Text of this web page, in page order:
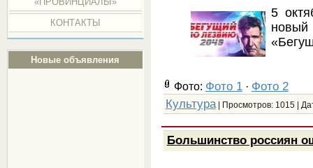
КОНТАКТЫ
Новые объявления
5
Фото: Фото 1· Фото 2
Культура| Просмотров: 1015 |
Большинство россиян